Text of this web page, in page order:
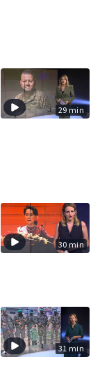
29 min
30 min
31 min